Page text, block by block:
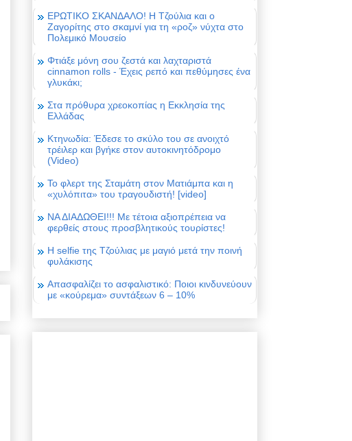
ΕΡΩΤΙΚΟ ΣΚΑΝΔΑΛΟ! Η Τζούλια και ο
Ζαγορίτης στο σκαμνί για τη «ροζ» νύχτα στο
Πολεμικό Μουσείο
Φτιάξε μόνη σου ζεστά και λαχταριστά
cinnamon rolls - Έχεις ρεπό και πεθύμησες ένα
γλυκάκι;
Στα πρόθυρα χρεοκοπίας η Εκκλησία της
Ελλάδας
Κτηνωδία: Έδεσε το σκύλο του σε ανοιχτό
τρέιλερ και βγήκε στον αυτοκινητόδρομο
(Video)
Το φλερτ της Σταμάτη στον Ματιάμπα και η
«χυλόπιτα» του τραγουδιστή! [video]
ΝΑ ΔΙΑΔΩΘΕΙ!!! Με τέτοια αξιοπρέπεια να
φερθείς στους προσβλητικούς τουρίστες!
Η selfie της Τζούλιας με μαγιό μετά την ποινή
φυλάκισης
Απασφαλίζει το ασφαλιστικό: Ποιοι κινδυνεύουν
με «κούρεμα» συντάξεων 6 – 10%